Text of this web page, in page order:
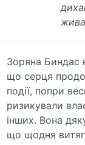
Зоряна Биндас
що серця
події, попри
ризикували
інших. Вона
що щодня